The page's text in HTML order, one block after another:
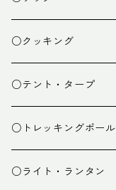
ザック
スタッフバッグ
ザック小物
○クッキング
クッカー
バーナー
カトラリー
○テント・タープ
テント
タープ
○トレッキングポール
○ライト・ランタン